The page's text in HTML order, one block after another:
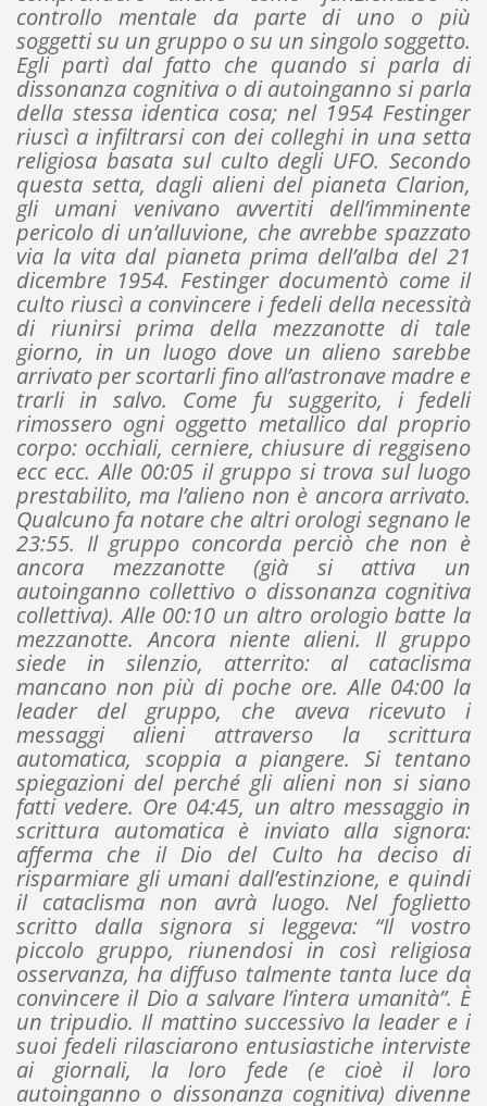
controllo mentale da parte di uno o più
soggetti su un gruppo o su un singolo soggetto.
Egli partì dal fatto che quando si parla di
dissonanza cognitiva o di autoinganno si parla
della stessa identica cosa; nel 1954 Festinger
riuscì a infiltrarsi con dei colleghi in una setta
religiosa basata sul culto degli UFO. Secondo
questa setta, dagli alieni del pianeta Clarion,
gli umani venivano avvertiti dell’imminente
pericolo di un’alluvione, che avrebbe spazzato
via la vita dal pianeta prima dell’alba del 21
dicembre 1954. Festinger documentò come il
culto riuscì a convincere i fedeli della necessità
di riunirsi prima della mezzanotte di tale
giorno, in un luogo dove un alieno sarebbe
arrivato per scortarli fino all’astronave madre e
trarli in salvo. Come fu suggerito, i fedeli
rimossero ogni oggetto metallico dal proprio
corpo: occhiali, cerniere, chiusure di reggiseno
ecc ecc. Alle 00:05 il gruppo si trova sul luogo
prestabilito, ma l’alieno non è ancora arrivato.
Qualcuno fa notare che altri orologi segnano le
23:55. Il gruppo concorda perciò che non è
ancora mezzanotte (già si attiva un
autoinganno collettivo o dissonanza cognitiva
collettiva). Alle 00:10 un altro orologio batte la
mezzanotte. Ancora niente alieni. Il gruppo
siede in silenzio, atterrito: al cataclisma
mancano non più di poche ore. Alle 04:00 la
leader del gruppo, che aveva ricevuto i
messaggi alieni attraverso la scrittura
automatica, scoppia a piangere. Si tentano
spiegazioni del perché gli alieni non si siano
fatti vedere. Ore 04:45, un altro messaggio in
scrittura automatica è inviato alla signora:
afferma che il Dio del Culto ha deciso di
risparmiare gli umani dall’estinzione, e quindi
il cataclisma non avrà luogo. Nel foglietto
scritto dalla signora si leggeva: “Il vostro
piccolo gruppo, riunendosi in così religiosa
osservanza, ha diffuso talmente tanta luce da
convincere il Dio a salvare l’intera umanità”. È
un tripudio. Il mattino successivo la leader e i
suoi fedeli rilasciarono entusiastiche interviste
ai giornali, la loro fede (e cioè il loro
autoinganno o dissonanza cognitiva) divenne